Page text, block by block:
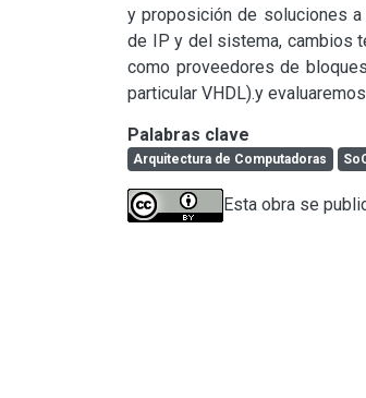
y proposición de soluciones a
de IP y del sistema, cambios
como proveedores de
particular VHDL).y
Palabras clave
Arquitectura de Computadoras
Esta obra se